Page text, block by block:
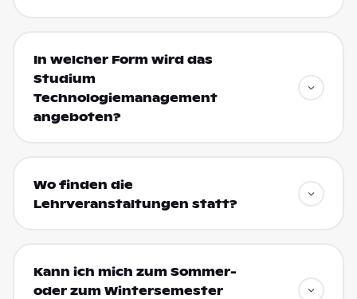
In welcher Form wird das
Studium
Technologiemanagement
angeboten?
Wo finden die
Lehrveranstaltungen statt?
Kann ich mich zum Sommer-
oder zum Wintersemester